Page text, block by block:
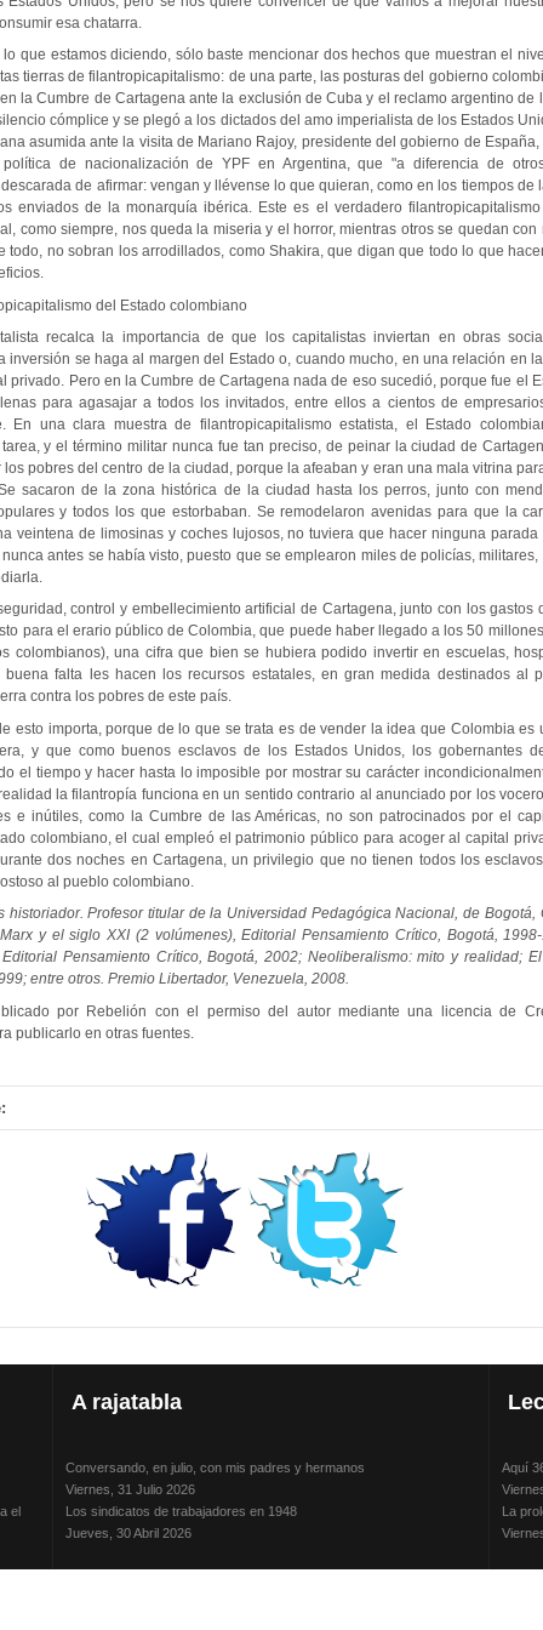
esa chatarra.
que estamos diciendo, sólo baste mencionar dos hechos que muestran el
tierras de filantropicapitalismo: de una parte, las posturas del gobierno
la Cumbre de Cartagena ante la exclusión de Cuba y el reclamo argentino de
cómplice y se plegó a los dictados del amo imperialista de los Estados
asumida ante la visita de Mariano Rajoy, presidente del gobierno de
de nacionalización de YPF en Argentina, que "a diferencia de
de afirmar: vengan y llévense lo que quieran, como en los tiempos de
enviados de la monarquía ibérica. Este es el verdadero
como siempre, nos queda la miseria y el horror, mientras otros se quedan con
todo, no sobran los arrodillados, como Shakira, que digan que todo lo que
del Estado colombiano
recalca la importancia de que los capitalistas inviertan en obras
inversión se haga al margen del Estado o, cuando mucho, en una relación en
privado. Pero en la Cumbre de Cartagena nada de eso sucedió, porque fue el
para agasajar a todos los invitados, entre ellos a cientos de
En una clara muestra de filantropicapitalismo estatista, el Estado
y el término militar nunca fue tan preciso, de peinar la ciudad de
pobres del centro de la ciudad, porque la afeaban y eran una mala vitrina
sacaron de la zona histórica de la ciudad hasta los perros, junto con
y todos los que estorbaban. Se remodelaron avenidas para que la
veintena de limosinas y coches lujosos, no tuviera que hacer ninguna
antes se había visto, puesto que se emplearon miles de policías, militares,
control y embellecimiento artificial de Cartagena, junto con los gastos
para el erario público de Colombia, que puede haber llegado a los 50
colombianos), una cifra que bien se hubiera podido invertir en escuelas,
falta les hacen los recursos estatales, en gran medida destinados al
contra los pobres de este país.
esto importa, porque de lo que se trata es de vender la idea que Colombia es
y que como buenos esclavos de los Estados Unidos, los gobernantes
el tiempo y hacer hasta lo imposible por mostrar su carácter
la filantropía funciona en un sentido contrario al anunciado por los
e inútiles, como la Cumbre de las Américas, no son patrocinados por el
colombiano, el cual empleó el patrimonio público para acoger al capital
dos noches en Cartagena, un privilegio que no tienen todos los
al pueblo colombiano.
historiador. Profesor titular de la Universidad Pedagógica Nacional, de Bogotá,
y el siglo XXI (2 volúmenes), Editorial Pensamiento Crítico, Bogotá,
Pensamiento Crítico, Bogotá, 2002; Neoliberalismo: mito y realidad;
entre otros. Premio Libertador, Venezuela, 2008.
por Rebelión con el permiso del autor mediante una licencia de
publicarlo en otras fuentes.
Arajatabla
Viernes, 31 Julio 2026
Los sindicatos de trabajadores en 1948
La humillación a los vencidos: método y práctica de los jerarcas